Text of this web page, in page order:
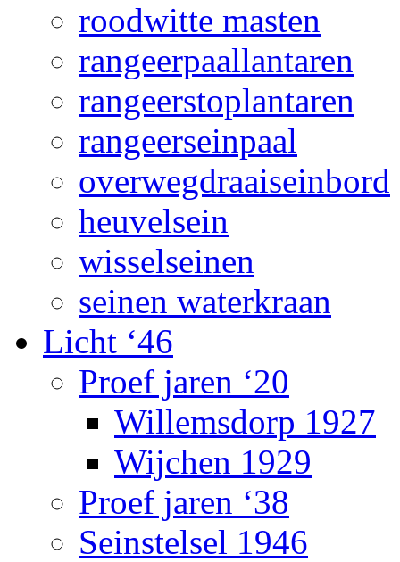
roodwitte masten
rangeerpaallantaren
rangeerstoplantaren
rangeerseinpaal
overwegdraaiseinbord
heuvelsein
wisselseinen
seinen waterkraan
Licht ‘46
Proef jaren ‘20
Willemsdorp 1927
Wijchen 1929
Proef jaren ‘38
Seinstelsel 1946